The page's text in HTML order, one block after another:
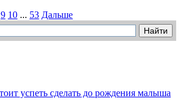
9 10 ... 53 Дальше